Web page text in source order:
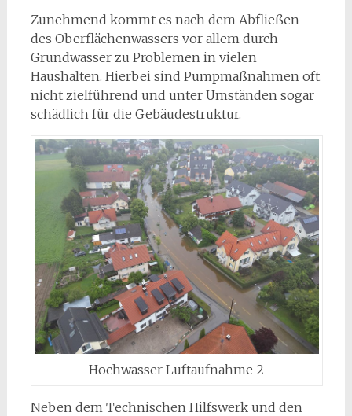
Zunehmend kommt es nach dem Abfließen
des Oberflächenwassers vor allem durch
Grundwasser zu Problemen in vielen
Haushalten. Hierbei sind Pumpmaßnahmen oft
nicht zielführend und unter Umständen sogar
schädlich für die Gebäudestruktur.
Hochwasser Luftaufnahme 2
Neben dem Technischen Hilfswerk und den